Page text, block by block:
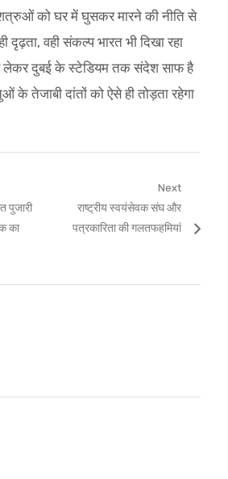
को घर में घुसकर मारने की नीति से
दृढ़ता, वही संकल्प भारत भी दिखा रहा
लेकर दुबई के स्टेडियम तक संदेश साफ है
के तेजाबी दांतों को ऐसे ही तोड़ता रहेगा
पुजारी
का
Next
Next
post:
राष्ट्रीय स्वयंसेवक संघ और
पत्रकारिता की गलतफहमियां